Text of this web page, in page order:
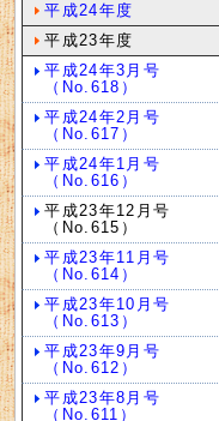
平成24年度
平成23年度
平成24年3月号
（No.618）
平成24年2月号
（No.617）
平成24年1月号
（No.616）
平成23年12月号
（No.615）
平成23年11月号
（No.614）
平成23年10月号
（No.613）
平成23年9月号
（No.612）
平成23年8月号
（No.611）